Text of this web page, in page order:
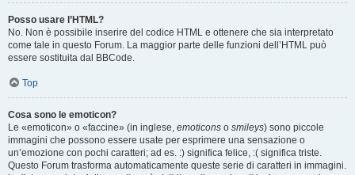
Posso usare l’HTML?
No. Non è possibile inserire del codice HTML e ottenere che sia interpretato
come tale in questo Forum. La maggior parte delle funzioni dell’HTML può
essere sostituita dal BBCode.
Top
Cosa sono le emoticon?
Le «emoticon» o «faccine» (in inglese, emoticons o smileys) sono piccole
immagini che possono essere usate per esprimere una sensazione o
un’emozione con pochi caratteri; ad es. :) significa felice, :( significa triste.
Questo Forum trasforma automaticamente queste serie di caratteri in immagini.